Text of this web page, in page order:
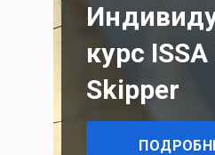
курс
Skipper